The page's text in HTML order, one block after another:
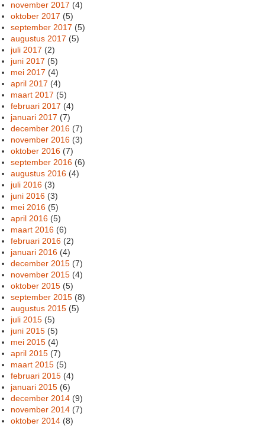
november 2017 (4)
oktober 2017 (5)
september 2017 (5)
augustus 2017 (5)
juli 2017 (2)
juni 2017 (5)
mei 2017 (4)
april 2017 (4)
maart 2017 (5)
februari 2017 (4)
januari 2017 (7)
december 2016 (7)
november 2016 (3)
oktober 2016 (7)
september 2016 (6)
augustus 2016 (4)
juli 2016 (3)
juni 2016 (3)
mei 2016 (5)
april 2016 (5)
maart 2016 (6)
februari 2016 (2)
januari 2016 (4)
december 2015 (7)
november 2015 (4)
oktober 2015 (5)
september 2015 (8)
augustus 2015 (5)
juli 2015 (5)
juni 2015 (5)
mei 2015 (4)
april 2015 (7)
maart 2015 (5)
februari 2015 (4)
januari 2015 (6)
december 2014 (9)
november 2014 (7)
oktober 2014 (8)